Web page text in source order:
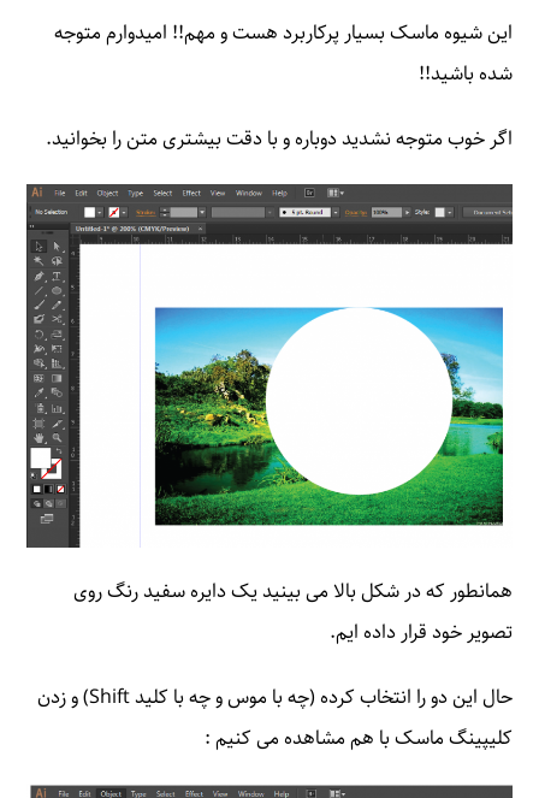
این شیوه ماسک بسیار پرکاربرد هست و مهم!! امیدوارم متوجه
شده باشید!!
اگر خوب متوجه نشدید دوباره و با دقت بیشتری متن را بخوانید.
همانطور که در شکل بالا می بینید یک دایره سفید رنگ روی
تصویر خود قرار داده ایم.
حال این دو را انتخاب کرده (چه با موس و چه با کلید Shift) و زدن
کلیپینگ ماسک با هم مشاهده می کنیم :